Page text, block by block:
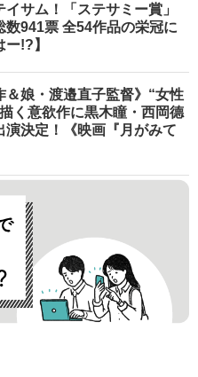
サム！「ステサミー賞」
数941票 全54作品の栄冠に
!?】
＆娘・渡邉直子監督》“女性
く意欲作に黒木瞳・西岡德
演決定！《映画『月がみて